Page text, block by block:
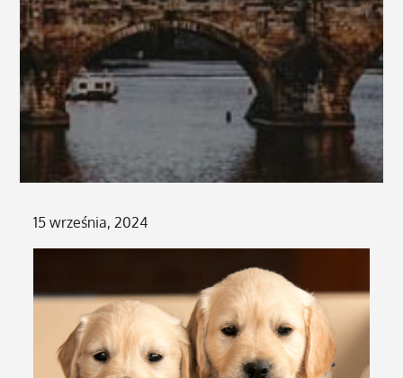
Posted
on
15 września, 2024